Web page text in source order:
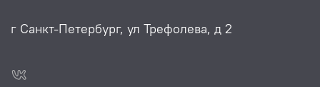
г Санкт-Петербург, ул Трефолева, д 2